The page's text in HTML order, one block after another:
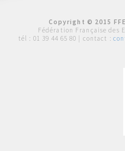
Copyright © 2015
Fédération Française des
tél : 01 39 44 65 80 | contact :